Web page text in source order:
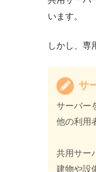
います。
しかし、専
サ
サーバー
他の利用
共用サー
建物や設